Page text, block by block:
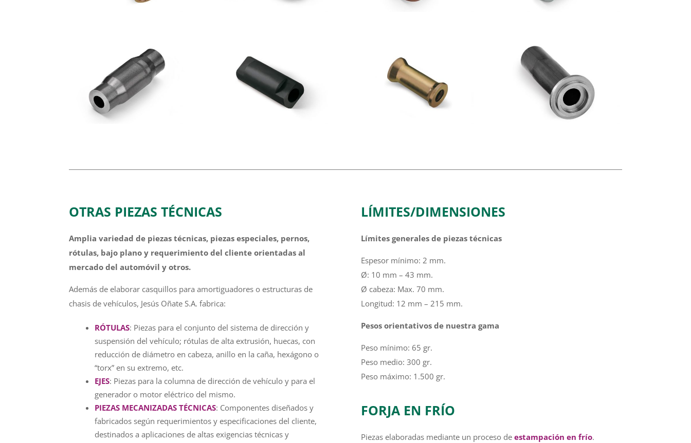
OTRAS PIEZAS TÉCNICAS
Amplia variedad de piezas técnicas, piezas especiales, pernos,
rótulas, bajo plano y requerimiento del cliente orientadas al
mercado del automóvil y otros.
Además de elaborar casquillos para amortiguadores o estructuras de
chasis de vehículos, Jesús Oñate S.A. fabrica:
RÓTULAS: Piezas para el conjunto del sistema de dirección y
suspensión del vehículo; rótulas de alta extrusión, huecas, con
reducción de diámetro en cabeza, anillo en la caña, hexágono o
“torx” en su extremo, etc.
EJES: Piezas para la columna de dirección de vehículo y para el
generador o motor eléctrico del mismo.
PIEZAS MECANIZADAS TÉCNICAS: Componentes diseñados y
fabricados según requerimientos y especificaciones del cliente,
destinados a aplicaciones de altas exigencias técnicas y
LÍMITES/DIMENSIONES
Límites generales de piezas técnicas
Espesor mínimo: 2 mm.
Ø: 10 mm – 43 mm.
Ø cabeza: Max. 70 mm.
Longitud: 12 mm – 215 mm.
Pesos orientativos de nuestra gama
Peso mínimo: 65 gr.
Peso medio: 300 gr.
Peso máximo: 1.500 gr.
FORJA EN FRÍO
Piezas elaboradas mediante un proceso de estampación en frío.